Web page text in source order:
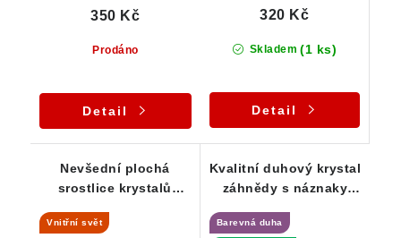
Prodáno
350 Kč
Detail
Skladem (1 ks)
320 Kč
Detail
Nevšední plochá
srostlice krystalů
vnitřním světem
Vnitřní svět
Kvalitní duhový krystal
záhnědy s náznaky
Barevná duha